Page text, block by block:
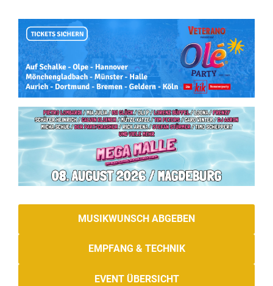
MUSIKWUNSCH ABGEBEN
EMPFANG & TECHNIK
EVENT ÜBERSICHT